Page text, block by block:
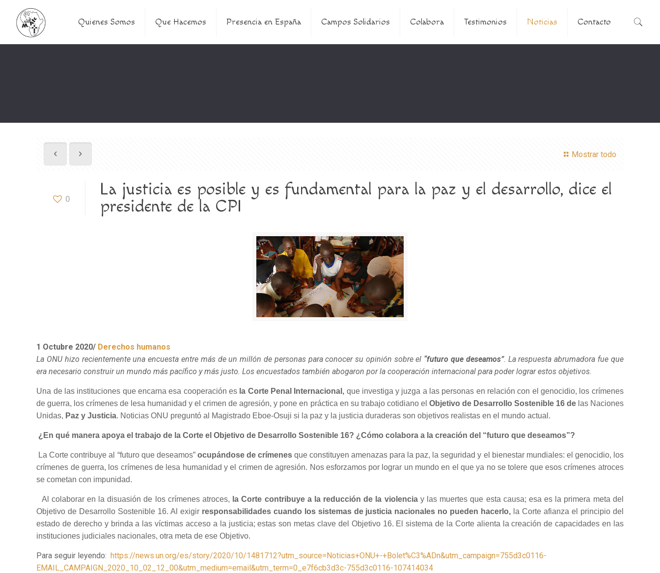
Quienes Somos Que Hacemos Presencia en España Campos Solidarios Colabora Testimonios Noticias Contacto
Mostrar todo
0
La justicia es posible y es fundamental para la paz y el desarrollo, dice el
presidente de la CPI
1 Octubre 2020/ Derechos humanos
La ONU hizo recientemente una encuesta entre más de un millón de personas para conocer su opinión sobre el “futuro que deseamos”. La respuesta abrumadora fue que
era necesario construir un mundo más pacífico y más justo. Los encuestados también abogaron por la cooperación internacional para poder lograr estos objetivos.
Una de las instituciones que encarna esa cooperación esla Corte Penal Internacional, que investiga y juzga a las personas en relación con el genocidio, los crímenes
de guerra, los crímenes de lesa humanidad y el crimen de agresión, y pone en práctica en su trabajo cotidiano el Objetivo de Desarrollo Sostenible 16 delas Naciones
Unidas, Paz y Justicia. Noticias ONU preguntó al Magistrado Eboe-Osuji si la paz y la justicia duraderas son objetivos realistas en el mundo actual.
¿En qué manera apoya el trabajo de la Corte el Objetivo de Desarrollo Sostenible 16? ¿Cómo colabora a la creación del “futuro que deseamos”?
La Corte contribuye al “futuro que deseamos” ocupándose de crímenesque constituyen amenazas para la paz, la seguridad y el bienestar mundiales: el genocidio, los
crímenes de guerra, los crímenes de lesa humanidad y el crimen de agresión. Nos esforzamos por lograr un mundo en el que ya no se tolere que esos crímenes atroces
se cometan con impunidad.
Al colaborar en la disuasión de los crímenes atroces, la Corte contribuye a la reducción de la violenciay las muertes que esta causa; esa es la primera meta del
Objetivo de Desarrollo Sostenible 16. Al exigir responsabilidades cuando los sistemas de justicia nacionales no pueden hacerlo, la Corte afianza el principio del
estado de derecho y brinda a las víctimas acceso a la justicia; estas son metas clave del Objetivo 16. El sistema de la Corte alienta la creación de capacidades en las
instituciones judiciales nacionales, otra meta de ese Objetivo.
Para seguir leyendo:https://news.un.org/es/story/2020/10/1481712?utm_source=Noticias+ONU+-+Bolet%C3%ADn&utm_campaign=755d3c0116-
EMAIL_CAMPAIGN_2020_10_02_12_00&utm_medium=email&utm_term=0_e7f6cb3d3c-755d3c0116-107414034